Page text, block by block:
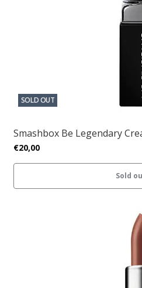
SOLD OUT
Smashbox Be Legendary
€20,00
Sold